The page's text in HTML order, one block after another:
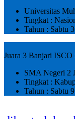
Universitas
Tingkat :
Tahun : Sabtu
Juara 3 Banjari ISCO
SMA Negeri 2
Tingkat :
Tahun : Sabtu